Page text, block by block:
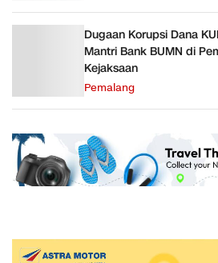
Dugaan Korupsi Dana
Mantri Bank BUMN di
Kejaksaan
Pemalang